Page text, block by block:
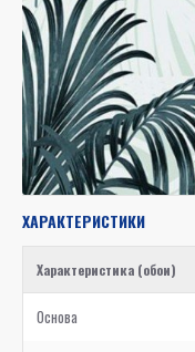
ХАРАКТЕРИСТИКИ
Характеристика (обои)
Основа